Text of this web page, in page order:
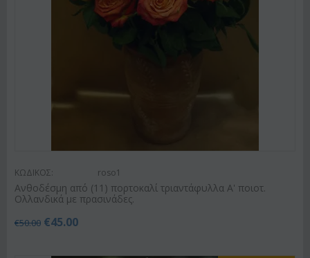
ΚΩΔΙΚΟΣ: roso1
Ανθοδέσμη από (11) πορτοκαλί τριαντάφυλλα Α' ποιοτ.
Ολλανδικά με πρασινάδες.
€50.00 €45.00